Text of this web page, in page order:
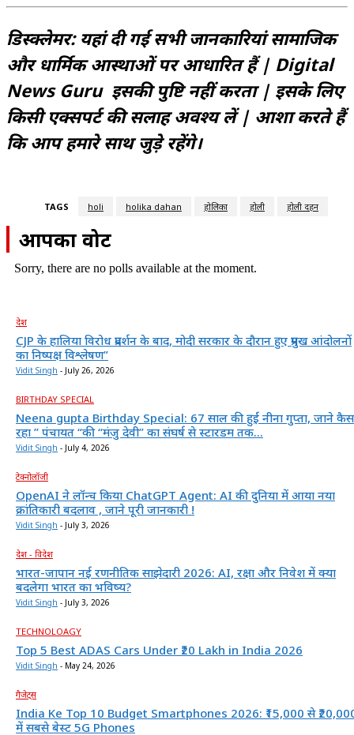
डिस्क्लेमर: यहां दी गई सभी जानकारियां सामाजिक
और धार्मिक आस्थाओं पर आधारित हैं | Digital
News Guru इसकी पुष्टि नहीं करता | इसके लिए
किसी एक्सपर्ट की सलाह अवश्य लें | आशा करते हैं
कि आप हमारे साथ जुड़े रहेंगे।
TAGS holi holika dahan होलिका होली होली दहन
आपका वोट
Sorry, there are no polls available at the moment.
देश
CJP के हालिया विरोध प्रदर्शन के बाद, मोदी सरकार के दौरान हुए प्रमुख आंदोलनों
का निष्पक्ष विश्लेषण”
Vidit Singh - July 26, 2026
BIRTHDAY SPECIAL
Neena gupta Birthday Special: 67 साल की हुईं नीना गुप्ता, जाने
रहा ” पंचायत “की “मंजु देवी” का संघर्ष से स्टारडम तक...
Vidit Singh - July 4, 2026
टेक्नोलॉजी
OpenAI ने लॉन्च किया ChatGPT Agent: AI की दुनिया में आया नया
क्रांतिकारी बदलाव , जाने पूरी जानकारी !
Vidit Singh - July 3, 2026
देश - विदेश
भारत-जापान नई रणनीतिक साझेदारी 2026: AI, रक्षा और निवेश में क्या
बदलेगा भारत का भविष्य?
Vidit Singh - July 3, 2026
TECHNOLOAGY
Top 5 Best ADAS Cars Under ₹20 Lakh in India 2026
Vidit Singh - May 24, 2026
गैजेट्स
India Ke Top 10 Budget Smartphones 2026: ₹15,000 से
में सबसे बेस्ट 5G Phones